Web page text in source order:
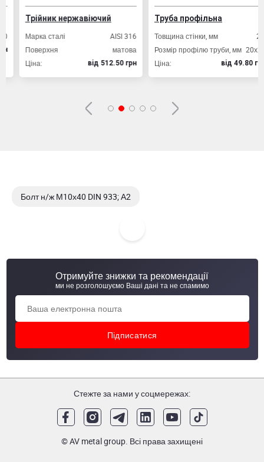
Трійник нержавіючий
Марка сталі
AISI 316
Поверхня
матова
Ціна:
вiд 512.50 грн
Труба профільна
Товщина стінки, мм
Розмір профілю труби, мм
20х20
Ціна:
вiд 49.80 грн
Болт н/ж М10х40 DIN 933; А2
Болт н/ж М10х60 DIN 933; А2
Отримуйте знижки та рекомендації
ми не розголошуємо Ваші дані та не спамимо
Стежте за нами у соцмережах:
© AV metal group. Всі права захищені